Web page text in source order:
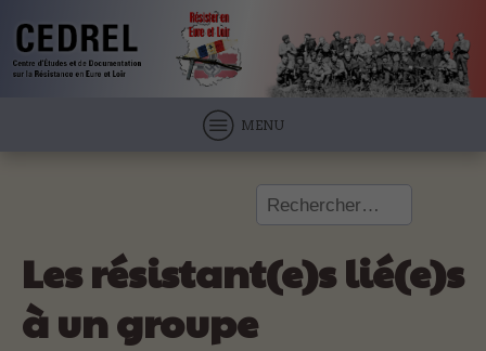
MENU
Rechercher :
Les résistant(e)s lié(e)s
à un groupe